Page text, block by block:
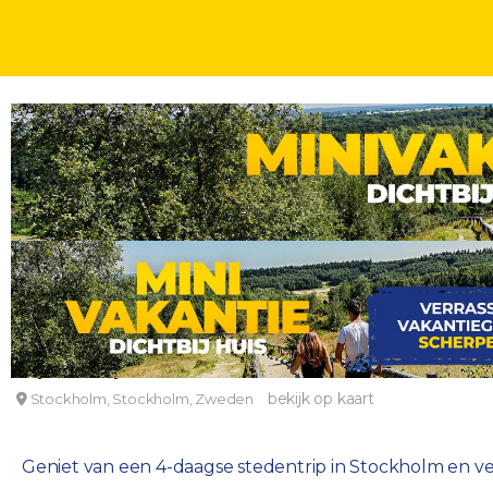
STEDENTRIPS DAGEN
Ontdek Stockholm en verblijf in een centraal
Haymarket by Scandic
Stockholm, Stockholm, Zweden bekijk op kaart
Geniet van een 4-daagse stedentrip in Stockholm en